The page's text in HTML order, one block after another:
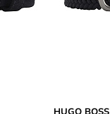
HUGO BOSS